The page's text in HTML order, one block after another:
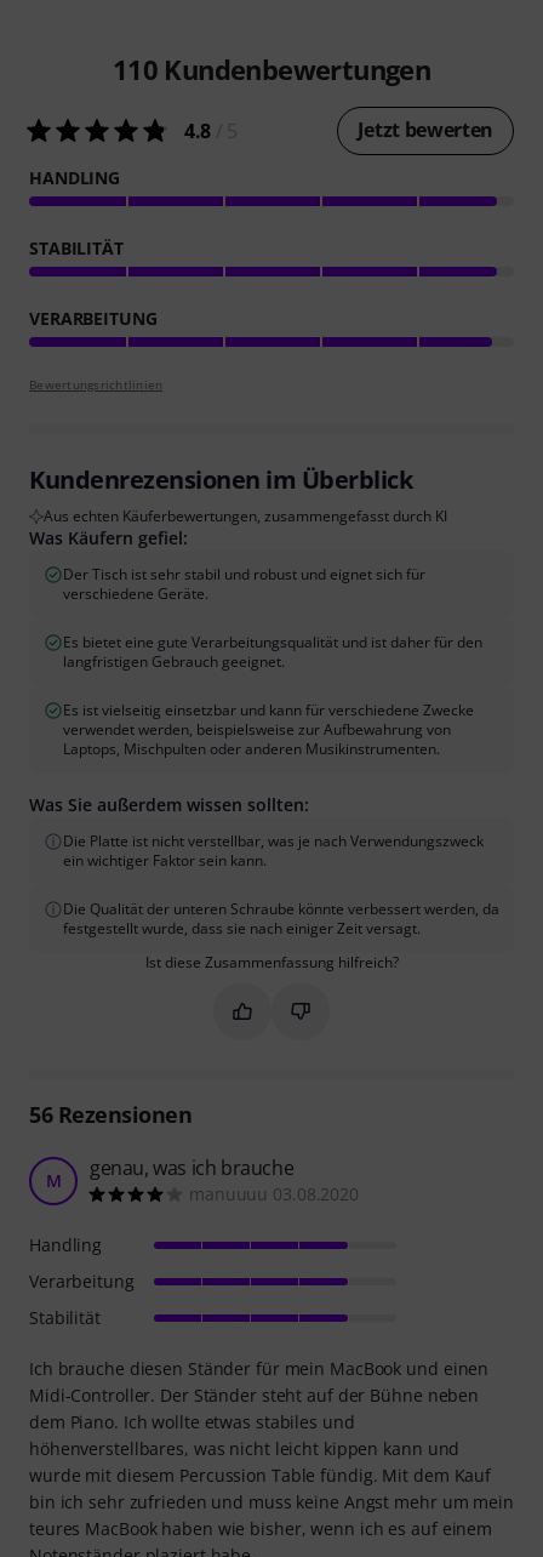
110 Kundenbewertungen
4.8 Jetzt bewerten
HANDLING
STABILITÄT
VERARBEITUNG
Bewertungsrichtlinien
Kundenrezensionen im Überblick
Aus echten Käuferbewertungen, zusammengefasst durch KI
Was Käufern gefiel:
Der Tisch ist sehr stabil und robust und eignet sich für
verschiedene Geräte.
Es bietet eine gute Verarbeitungsqualität und ist daher für den
langfristigen Gebrauch geeignet.
Es ist vielseitig einsetzbar und kann für verschiedene Zwecke
verwendet werden, beispielsweise zur Aufbewahrung von
Laptops, Mischpulten oder anderen Musikinstrumenten.
Was Sie außerdem wissen sollten:
Die Platte ist nicht verstellbar, was je nach Verwendungszweck
ein wichtiger Faktor sein kann.
Die Qualität der unteren Schraube könnte verbessert werden, da
festgestellt wurde, dass sie nach einiger Zeit versagt.
Ist diese Zusammenfassung hilfreich?
Markieren Sie diese
Markieren Sie diese
56Rezensionen
M genau, was ich brauche
manuuuu 03.08.2020
Ich brauche diesen Ständer für mein MacBook und einen
Midi-Controller. Der Ständer steht auf der Bühne neben
dem Piano. Ich wollte etwas stabiles und
höhenverstellbares, was nicht leicht kippen kann und
wurde mit diesem Percussion Table fündig. Mit dem Kauf
bin ich sehr zufrieden und muss keine Angst mehr um mein
teures MacBook haben wie bisher, wenn ich es auf einem
Handling
Verarbeitung
Stabilität